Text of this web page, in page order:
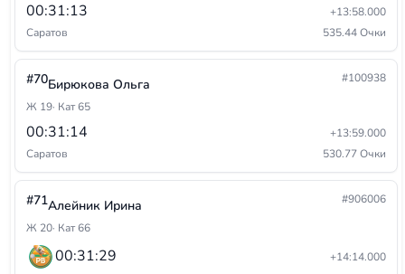
00:31:13
+13:58.000
Саратов
535.44 Очки
#70Бирюкова Ольга
#100938
Ж 19· Кат 65
00:31:14
+13:59.000
Саратов
530.77 Очки
#71Алейник Ирина
#906006
Ж 20· Кат 66
00:31:29
+14:14.000